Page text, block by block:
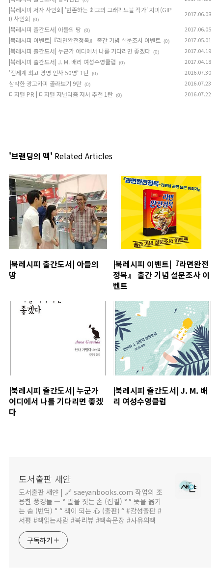
|북레시피 저자 사인회| '현존하는 최고의 그래픽노블 작가' 지피(GIP
I) 사인회
(0)
2017.06.08
|북레시피 출간도서| 아들의 땅 (0) 2017.06.05
|북레시피 이벤트|『라면완전정복』 출간 기념 설문조사 이벤트 (0) 2017.05.01
|북레시피 출간도서| 누군가 어디에서 나를 기다리면 좋겠다 (0) 2017.04.19
|북레시피 출간도서| J. M. 배리 여성수영클럽 (0) 2017.04.18
'전세계 최고 경영 인사 50명‘ 1탄 (0) 2016.07.30
삼박한 광고카피 골라보기 9탄 (0) 2016.07.23
디지털 PR | 디지털 저널리즘 저서 추천 1탄 (0) 2016.07.22
'브랜딩의 맥' Related Articles
|북레시피 출간도서| 아들의
땅
|북레시피 이벤트|『라면완전
정복』 출간 기념 설문조사 이
벤트
|북레시피 출간도서| 누군가
어디에서 나를 기다리면 좋겠
다
|북레시피 출간도서| J. M. 배
리 여성수영클럽
도서출판 새얀
도서출판 새얀 | 🔗 saeyanbooks.com 작업의 조
용한 풍경들 — ° 말을 짓는 손 (집필) ° ° 뜻을 옮기
는 숨 (번역) ° ° 책이 되는 心 (출판) ° #감성출판 #
서평 #책읽는사람 #북리뷰 #책속문장 #사유의책
구독하기